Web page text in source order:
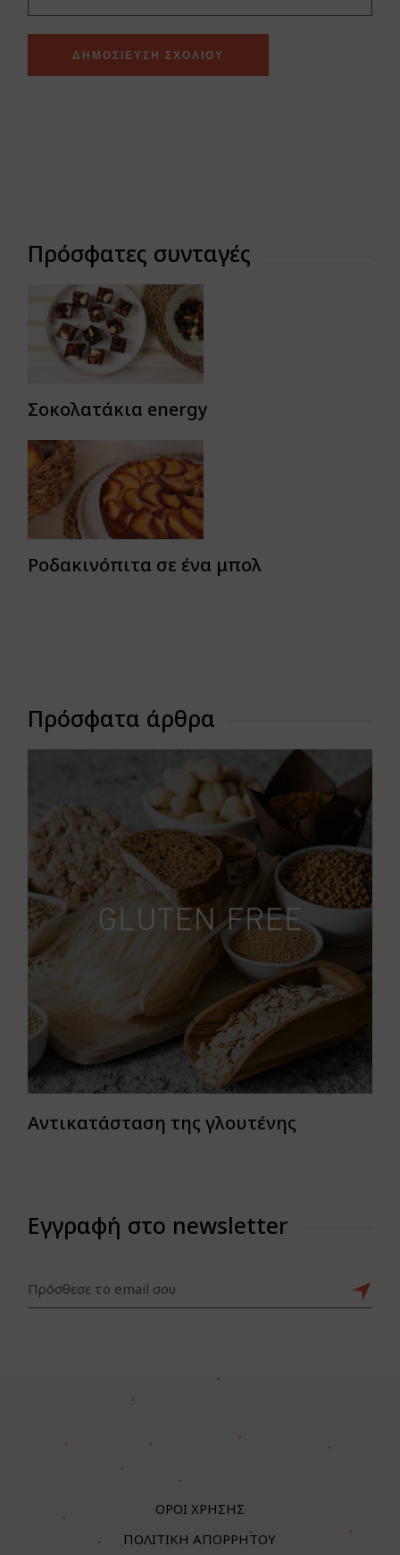
ΔΗΜΟΣΊΕΥΣΗ ΣΧΟΛΊΟΥ
Πρόσφατες συνταγές
Σοκολατάκια energy
Ροδακινόπιτα σε ένα μπολ
Πρόσφατα άρθρα
Αντικατάσταση της γλουτένης
Εγγραφή στο newsletter
ΟΡΟΙ ΧΡΗΣΗΣ
ΠΟΛΙΤΙΚΗ ΑΠΟΡΡΗΤΟΥ